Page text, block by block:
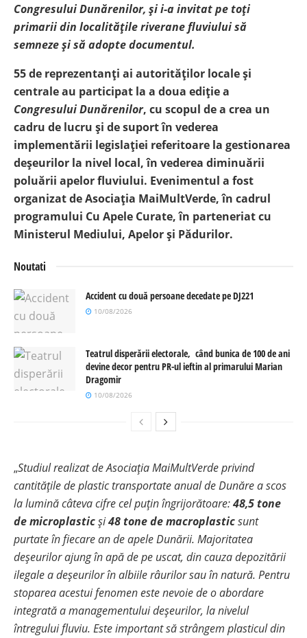
Congresului Dunărenilor, și i-a invitat pe toți
primarii din localitățile riverane fluviului să
semneze și să adopte documentul.
55 de reprezentanți ai autorităților locale și
centrale au participat la a doua ediție a
Congresului Dunărenilor, cu scopul de a crea un
cadru de lucru și de suport în vederea
implementării legislației referitoare la gestionarea
deșeurilor la nivel local, în vederea diminuării
poluării apelor fluviului. Evenimentul a fost
organizat de Asociația MaiMultVerde, în cadrul
programului Cu Apele Curate, în parteneriat cu
Ministerul Mediului, Apelor și Pădurilor.
Noutati
Accident cu două persoane decedate pe DJ221
10/08/2026
Teatrul disperării electorale, când bunica de 100 de ani
devine decor pentru PR-ul ieftin al primarului Marian
Dragomir
10/08/2026
„Studiul realizat de Asociația MaiMultVerde privind
cantitățile de plastic transportate anual de Dunăre a scos
la lumină câteva cifre cel puțin îngrijorătoare:48,5 tone
de microplasticși48 tone de macroplasticsunt
purtate în fiecare an de apele Dunării. Majoritatea
deșeurilor ajung în apă de pe uscat, din cauza depozitării
ilegale a deșeurilor în albiile râurilor sau în natură. Pentru
stoparea acestui fenomen este nevoie de o abordare
integrată a managementului deșeurilor, la nivelul
întregului fluviu. Este important să strângem plasticul din